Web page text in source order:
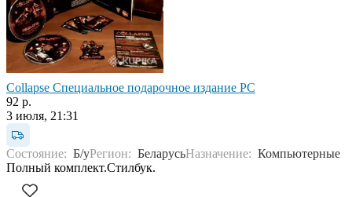
Collapse Специальное подарочное издание PC
92 р.
3 июля, 21:31
Состояние: Б/уРегион: БеларусьНазначение: Компьютерные
Полный комплект.Стилбук.